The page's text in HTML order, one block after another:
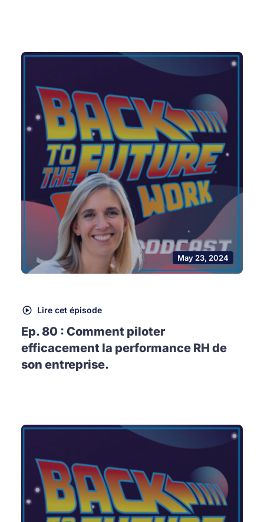
May 23, 2024
Lire cet épisode
Ep. 80 : Comment piloter
efficacement la performance RH de
son entreprise.